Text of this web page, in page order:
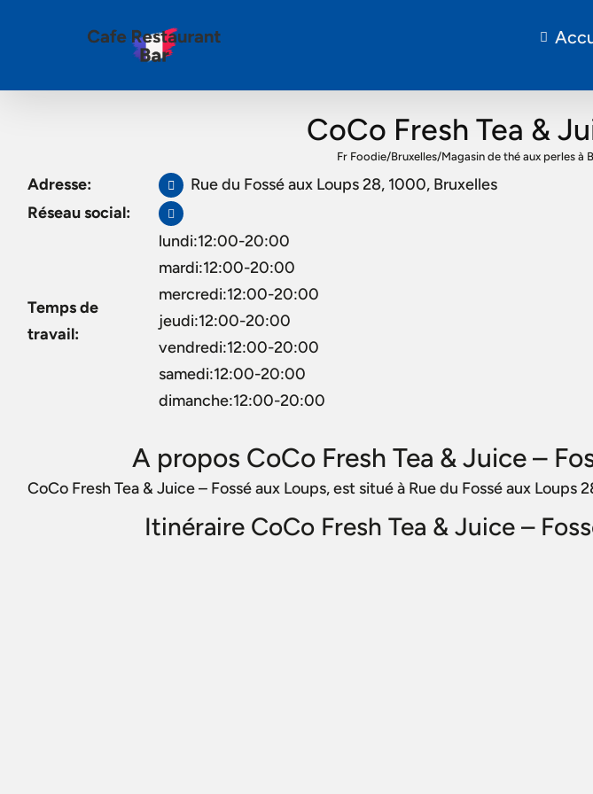
CoCo Fresh Tea &
Fr Foodie/Bruxelles/Magasin de thé aux perles à
Adresse:
Rue du Fossé aux Loups 28, 1000, Bruxelles
Réseau social:
Temps de
travail:
lundi:12:00-20:00
mardi:12:00-20:00
mercredi:12:00-20:00
jeudi:12:00-20:00
vendredi:12:00-20:00
samedi:12:00-20:00
dimanche:12:00-20:00
A propos CoCo Fresh Tea & Juice –
CoCo Fresh Tea & Juice – Fossé aux Loups, est situé à Rue du Fossé aux Loups
Itinéraire CoCo Fresh Tea & Juice –